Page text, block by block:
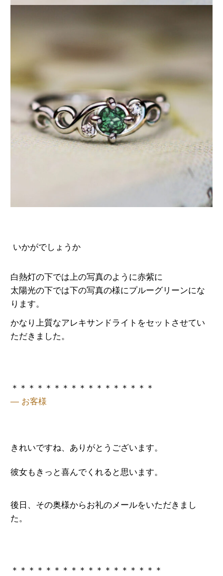
いかがでしょうか
白熱灯の下では上の写真のように赤紫に
太陽光の下では下の写真の様にプルーグリーンにな
ります。
かなり上質なアレキサンドライトをセットさせてい
ただきました。
＊＊＊＊＊＊＊＊＊＊＊＊＊＊＊＊＊
— お客様
きれいですね、 ありがとうございます。
彼女もきっと喜んでくれると思います。
後日、その奥様からお礼のメールをいただきまし
た。
＊＊＊＊＊＊＊＊＊＊＊＊＊＊＊＊＊＊